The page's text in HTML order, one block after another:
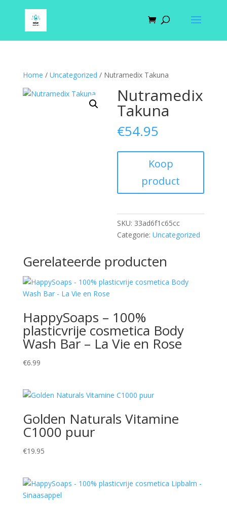
Home / Uncategorized / Nutramedix Takuna
Nutramedix
Takuna
€54.95
Koop
product
SKU: 33ad6f1c65cc
Categorie:Uncategorized
Gerelateerde producten
HappySoaps – 100%
plasticvrije cosmetica Body
Wash Bar – La Vie en Rose
€6.99
Golden Naturals Vitamine
C1000 puur
€19.95